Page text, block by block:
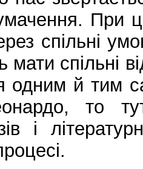
При
спільні
спільні
одним й тим
то
і